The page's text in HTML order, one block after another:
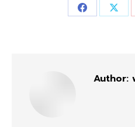
Share
Author: